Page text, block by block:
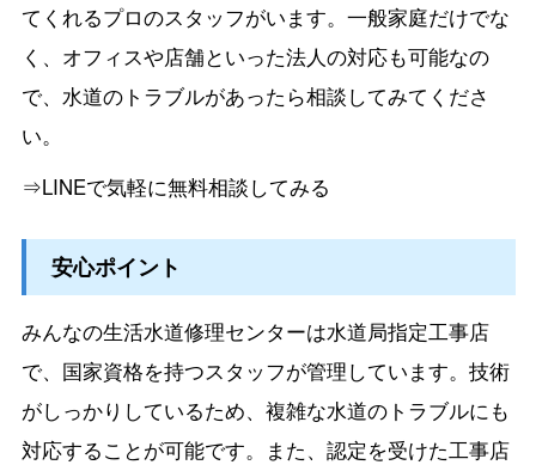
てくれるプロのスタッフがいます。一般家庭だけでな
く、オフィスや店舗といった法人の対応も可能なの
で、水道のトラブルがあったら相談してみてくださ
い。
⇒LINEで気軽に無料相談してみる
安心ポイント
みんなの生活水道修理センターは水道局指定工事店
で、国家資格を持つスタッフが管理しています。技術
がしっかりしているため、複雑な水道のトラブルにも
対応することが可能です。また、認定を受けた工事店